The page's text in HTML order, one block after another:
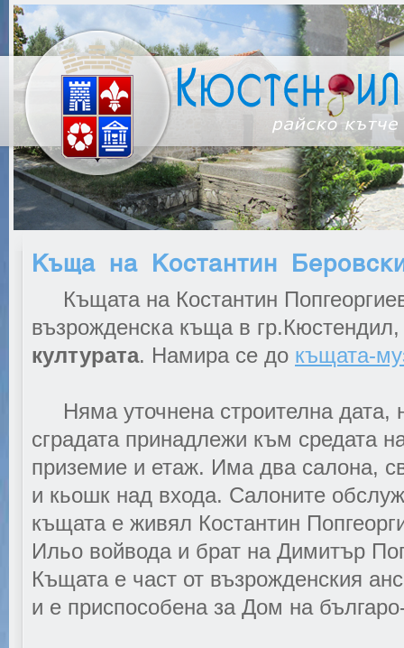
Къща на Костантин
Къщата на Костантин
възрожденска къща в
културата. Намира се до къщата-
Няма уточнена строителна дата,
сградата принадлежи към средата
приземие и етаж. Има два салона,
и кьошк над входа. Салоните
къщата е живял Костантин
Ильо войвода и брат на Димитър
Къщата е част от възрожденския
и е приспособена за Дом на